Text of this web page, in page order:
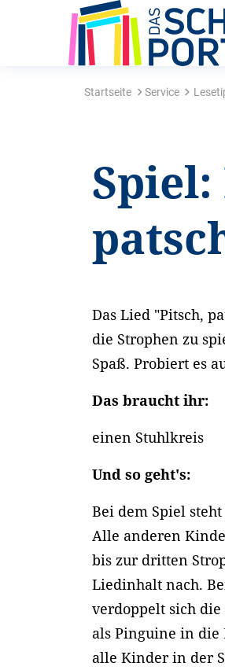
Startseite Service
Das Lied "Pitsch,
die Strophen zu
Spaß. Probiert es
Das braucht ihr:
einen Stuhlkreis
Und so geht's:
Bei dem Spiel
Alle anderen
bis zur dritten
Liedinhalt nach.
verdoppelt sich
als Pinguine in die
alle Kinder in der